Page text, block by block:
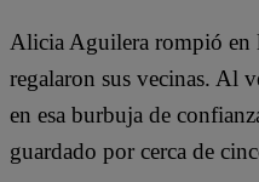
Alicia Aguilera rompió en
regalaron sus vecinas. Al
en esa burbuja de
guardado por cerca de